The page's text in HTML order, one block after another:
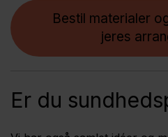
Bestil materialer
jeres
Er du